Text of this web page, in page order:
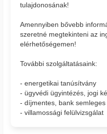
tulajdonosának!
Amennyiben bővebb
szeretné megtekinteni az
elérhetőségemen!
További szolgáltatásaink:
- energetikai tanúsítvány
- ügyvédi ügyintézés, jogi
- díjmentes, bank
- villamossági felülvizsgálat